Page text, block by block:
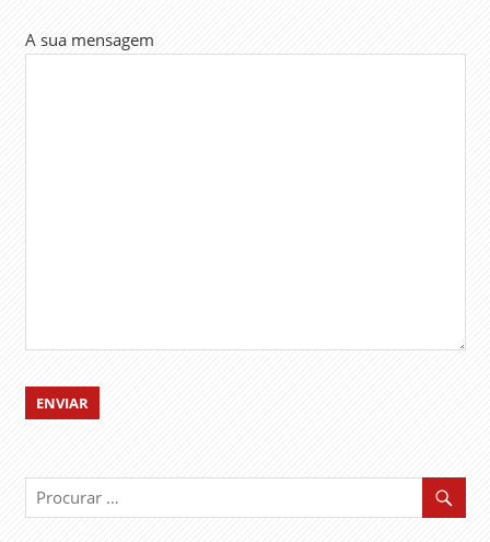
A sua mensagem